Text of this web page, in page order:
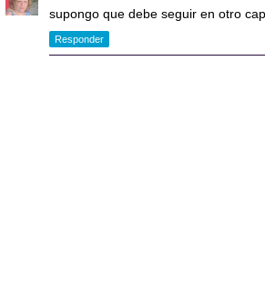
supongo que debe seguir en otro
Responder